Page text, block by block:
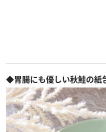
◆胃腸にも優しい秋鮭の紙